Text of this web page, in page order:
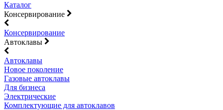
Каталог
Консервирование
Консервирование
Автоклавы
Автоклавы
Новое поколение
Газовые автоклавы
Для бизнеса
Электрические
Комплектующие для автоклавов